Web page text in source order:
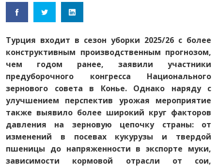
Турция входит в сезон уборки 2025/26 с более
конструктивным производственным прогнозом,
чем годом ранее, заявили участники
предуборочного конгресса Национального
зернового совета в Конье. Однако наряду с
улучшением перспектив урожая мероприятие
также выявило более широкий круг факторов
давления на зерновую цепочку страны: от
изменений в посевах кукурузы и твердой
пшеницы до напряженности в экспорте муки,
зависимости кормовой отрасли от сои,